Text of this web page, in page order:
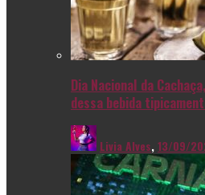
Dia Nacional da
dessa bebida
Livia Alves,13/09/